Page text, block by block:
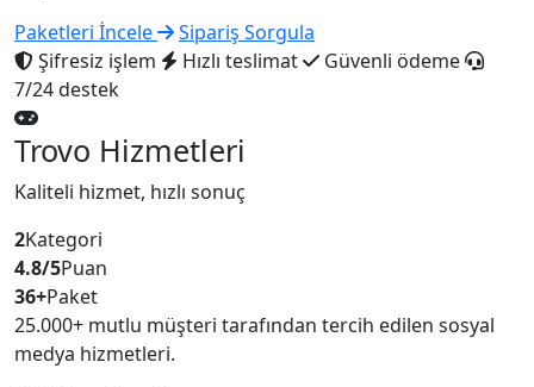
Paketleri İncele
Sipariş Sorgula
Şifresiz işlem
Hızlı teslimat
Güvenli ödeme
7/24 destek
Trovo Hizmetleri
Kaliteli hizmet, hızlı sonuç
2Kategori
4.8/5Puan
36+Paket
25.000+ mutlu müşteri tarafından tercih edilen sosyal
medya hizmetleri.